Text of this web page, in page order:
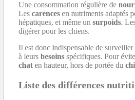
Une consommation régulière de
Les carences en nutriments adaptés
hépatiques, et même un surpoids.
digérer pour les chiens.
Il est donc indispensable de surveiller
à leurs besoins spécifiques. Pour
chat en hauteur, hors de portée du
Liste des différences